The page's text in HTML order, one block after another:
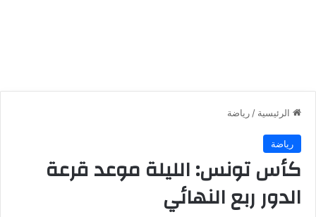
الرئيسية / رياضة
رياضة
كأس تونس: الليلة موعد قرعة
الدور ربع النهائي